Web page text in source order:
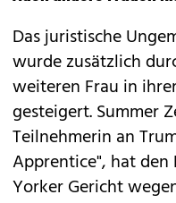
Das juristische
wurde zusätzlich
weiteren Frau in
gesteigert. Summer
Teilnehmerin an
Apprentice", hat den
Yorker Gericht